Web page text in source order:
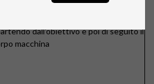
dall'obiettivo e poi di seguito il
macchina